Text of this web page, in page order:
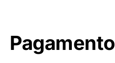
Pagamento